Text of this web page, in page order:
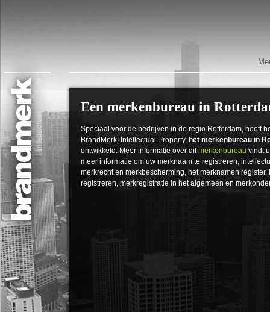
Een merkenbureau in
Speciaal voor de bedrijven in de regio Rotterdam, heeft
BrandMerk! Intellectual Property, het merkenbureau in
ontwikkeld. Meer informatie over ditmerkenbureau vindt
meer informatie om uw merknaam te registreren,
merkrecht en merkbescherming, het merknamen register,
registreren, merkregistratie in het algemeen en